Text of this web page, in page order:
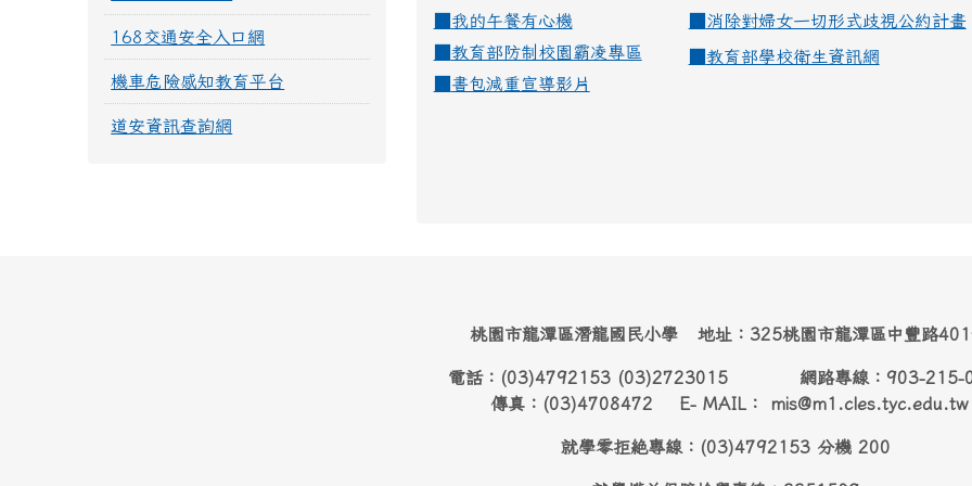
我的午餐有心機
消除對婦女一切形式歧視公約計畫
教育部防制校園霸凌專區
教育部學校衛生資訊網
書包減重宣導影片
168交通安全入口網
機車危險感知教育平台
道安資訊查詢網
桃園市龍潭區潛龍國民小學 地址：325桃園市龍潭區中豐路
電話：(03)4792153 (03)2723015 網路專線：903-215-
傳真：(03)4708472 E- MAIL： mis@m1.cles.tyc.edu.tw
就學零拒絶專線：(03)4792153 分機 200